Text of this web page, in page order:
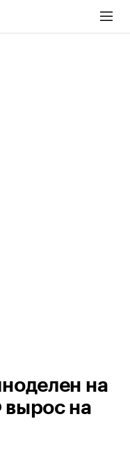
на
на